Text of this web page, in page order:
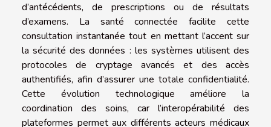
d’antécédents, de prescriptions ou de résultats
d’examens. La santé connectée facilite cette
consultation instantanée tout en mettant l’accent sur
la sécurité des données : les systèmes utilisent des
protocoles de cryptage avancés et des accès
authentifiés, afin d’assurer une totale confidentialité.
Cette évolution technologique améliore la
coordination des soins, car l’interopérabilité des
plateformes permet aux différents acteurs médicaux